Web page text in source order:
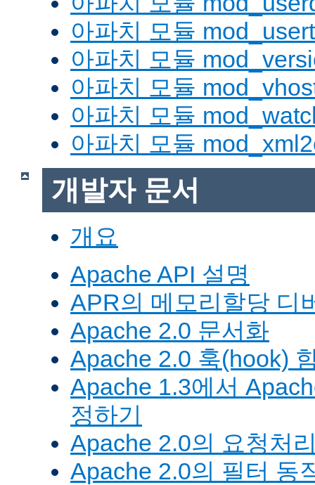
아파치 모듈
아파치 모듈
아파치 모듈
아파치 모듈
아파치 모듈
개발자 문서
개요
Apache API 설명
APR의 메모리할당 디
Apache 2.0 문서화
Apache 2.0 훅(hook)
Apache 1.3에서
정하기
Apache 2.0의 요청처
Apache 2.0의 필터 동